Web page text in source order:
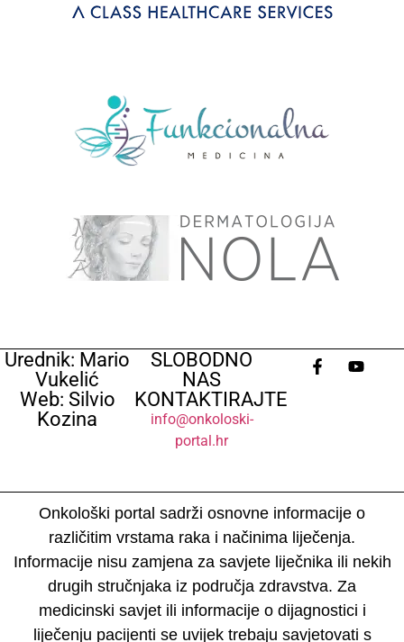
Urednik: Mario
Vukelić
Web: Silvio
Kozina
SLOBODNO
NAS
KONTAKTIRAJTE
info@onkoloski-
portal.hr
Onkološki portal sadrži osnovne informacije o
različitim vrstama raka i načinima liječenja.
Informacije nisu zamjena za savjete liječnika ili nekih
drugih stručnjaka iz područja zdravstva. Za
medicinski savjet ili informacije o dijagnostici i
liječenju pacijenti se uvijek trebaju savjetovati s